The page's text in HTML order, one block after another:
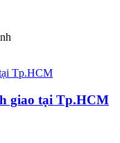
giao tại Tp.HCM